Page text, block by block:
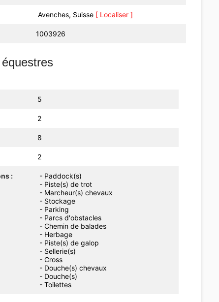
Avenches, Suisse [ Localiser ]
1003926
5
2
8
2
:
- Paddock(s)
- Piste(s) de trot
- Marcheur(s) chevaux
- Stockage
- Parking
- Parcs d'obstacles
- Chemin de balades
- Herbage
- Piste(s) de galop
- Sellerie(s)
- Cross
- Douche(s) chevaux
- Douche(s)
- Toilettes